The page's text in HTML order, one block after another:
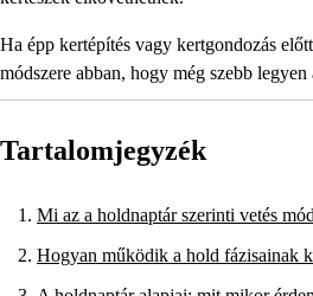
Ha épp kertépítés vagy kertgondozás
módszere abban, hogy még szebb
Tartalomjegyzék
Mi az a holdnaptár szerinti vetés
Hogyan működik a hold fázisainak